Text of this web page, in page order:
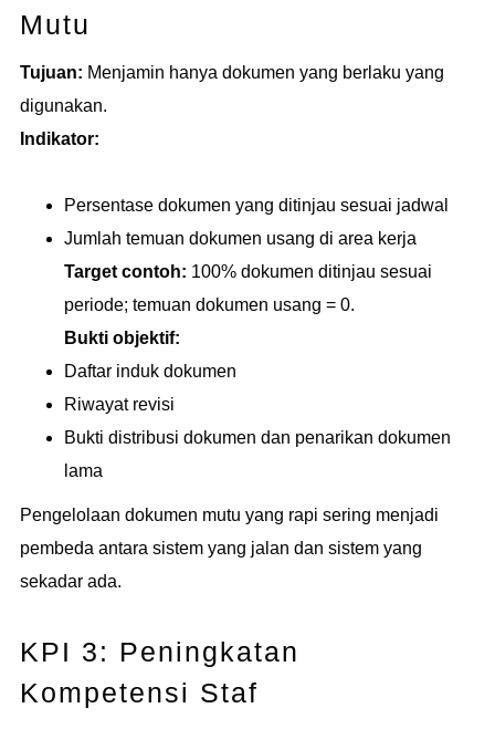
Mutu
Tujuan: Menjamin hanya dokumen yang berlaku yang
digunakan.
Indikator:
Persentase dokumen yang ditinjau sesuai jadwal
Jumlah temuan dokumen usang di area kerja
Target contoh: 100% dokumen ditinjau sesuai
periode; temuan dokumen usang = 0.
Bukti objektif:
Daftar induk dokumen
Riwayat revisi
Bukti distribusi dokumen dan penarikan dokumen
lama
Pengelolaan dokumen mutu yang rapi sering menjadi
pembeda antara sistem yang jalan dan sistem yang
sekadar ada.
KPI 3: Peningkatan
Kompetensi Staf